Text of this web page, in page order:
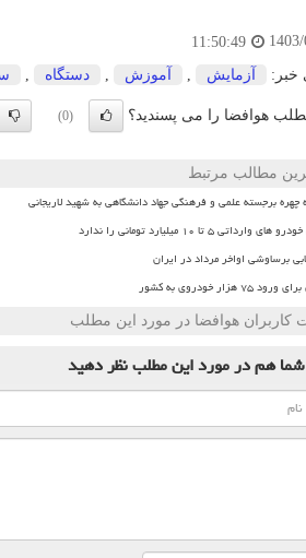
11:50:49
خبر: آزمایش آموزش دستگاه
هوافضا را می پسندید؟ (0)
مطالب مرتبط
چهره برجسته علمی و فرهنگی جهاد دانشگاهی به شهید لاریجانی
۵ تا ۱۰ میلیارد تومانی را ندارد
برساوشی اواخر مرداد در ایران
هزار خودروی به کشور
کاربران هوافضا در مورد این مطلب
شما همدر مورد این مطلبنظر دهید